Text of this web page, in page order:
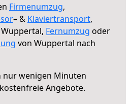
Firmenumzug,
– & Klaviertransport,
Fernumzug oder
von Wuppertal nach
nur wenigen Minuten
Angebote.